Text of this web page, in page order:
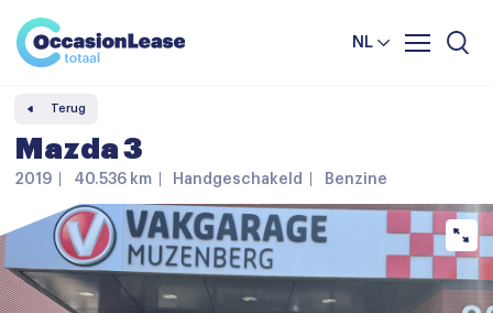
NL
Leasevoorwaarden
Veelgestelde vragen
Nieuws en tips
Over ons
Vergelijker
Terug
Mazda 3
2019 40.536 km Handgeschakeld Benzine